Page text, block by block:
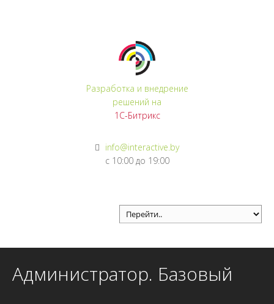
Разработка и внедрение
решений на
1С-Битрикс
info@interactive.by
с 10:00 до 19:00
Администратор. Базовый